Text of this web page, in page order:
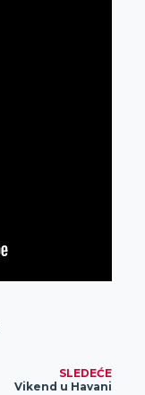
SLEDEĆE
Vikend u Havani